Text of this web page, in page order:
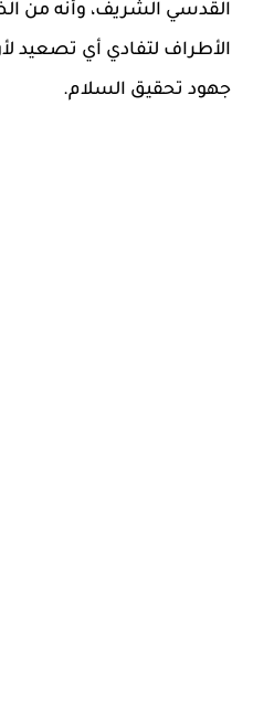
القدسي الشريف، وأنه من
الأطراف لتفادي أي تصعيد
جهود تحقيق السلام.